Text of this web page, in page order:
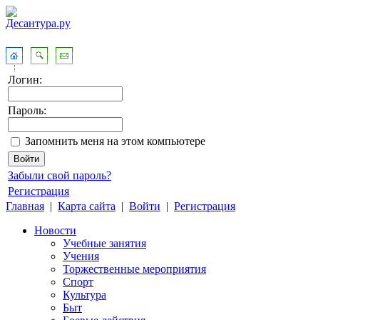
Логин:
Пароль:
Запомнить меня на этом компьютере
Забыли свой пароль?
Регистрация
Главная | Карта сайта | Войти | Регистрация
Новости
Учебные занятия
Учения
Торжественные мероприятия
Спорт
Культура
Быт